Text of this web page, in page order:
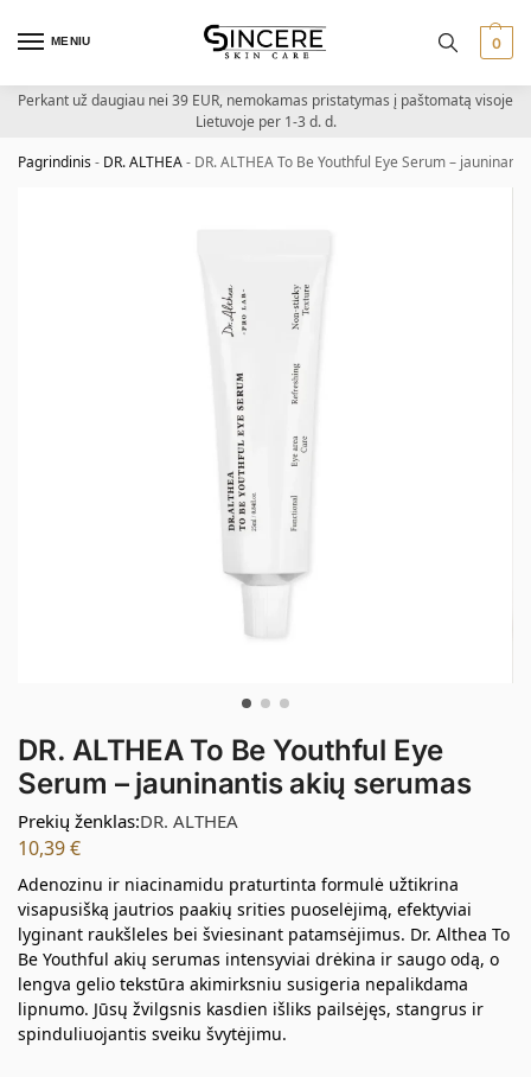
MENIU 0
Perkant už daugiau nei 39 EUR, nemokamas pristatymas į paštomatą visoje
Lietuvoje per 1-3 d. d.
Pagrindinis- DR. ALTHEA- DR. ALTHEA To Be Youthful Eye Serum –
DR. ALTHEA To Be Youthful Eye
Serum – jauninantis akių serumas
Prekių ženklas:DR. ALTHEA
10,39€
Adenozinu ir niacinamidu praturtinta formulė užtikrina
visapusišką jautrios paakių srities puoselėjimą, efektyviai
lyginant raukšleles bei šviesinant patamsėjimus. Dr. Althea To
Be Youthful akių serumas intensyviai drėkina ir saugo odą, o
lengva gelio tekstūra akimirksniu susigeria nepalikdama
lipnumo. Jūsų žvilgsnis kasdien išliks pailsėjęs, stangrus ir
spinduliuojantis sveiku švytėjimu.